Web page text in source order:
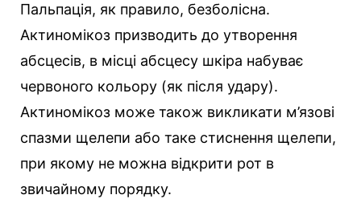
Пальпація, як правило, безболісна.
Актиномікоз призводить до утворення
абсцесів, в місці абсцесу шкіра набуває
червоного кольору (як після удару).
Актиномікоз може також викликати м’язові
спазми щелепи або таке стиснення щелепи,
при якому не можна відкрити рот в
звичайному порядку.